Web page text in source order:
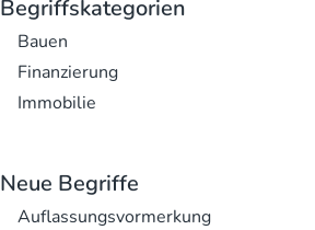
Begriffskategorien
Bauen
Finanzierung
Immobilie
Neue Begriffe
Auflassungsvormerkung